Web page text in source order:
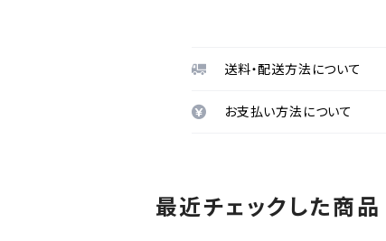
送料・配送方法について
お支払い方法について
最近チェックした商品